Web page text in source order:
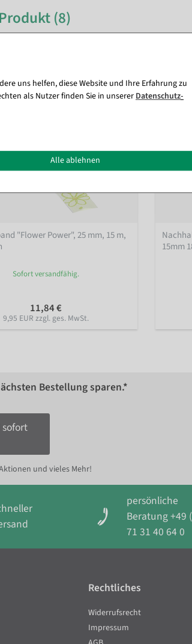
(8)
"Flower Power", 25 mm, 15 m,
Sofort versandfähig.
11,84 €
9,95 EUR zzgl. ges. MwSt.
15mm
Bestellung sparen.*
und vieles Mehr!
persönliche
Beratung +49
71 31 40 64 0
uns helfen, diese Website und Ihre Erfahrung zu
als Nutzer finden Sie in unsererDaten­schutz­
Alle ablehnen
Rechtliches
Widerrufsrecht
Impressum